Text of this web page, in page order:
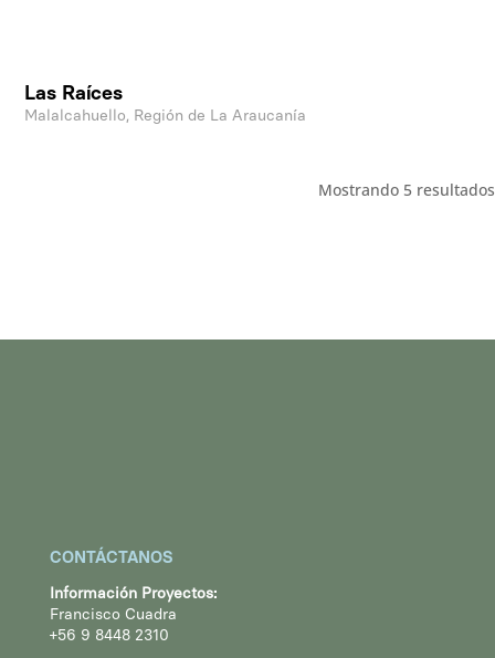
Las Raíces
Malalcahuello, Región de La Araucanía
Mostrando 5 resultados
CONTÁCTANOS
Información Proyectos:
Francisco Cuadra
+56 9 8448 2310